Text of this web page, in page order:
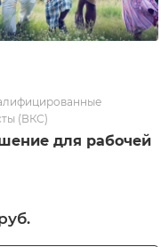
(ВКС)
для рабочей